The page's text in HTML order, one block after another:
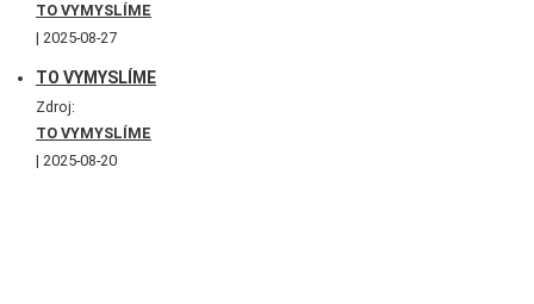
TO VYMYSLÍME
2025-08-27
TO VYMYSLÍME
Zdroj:
TO VYMYSLÍME
2025-08-20